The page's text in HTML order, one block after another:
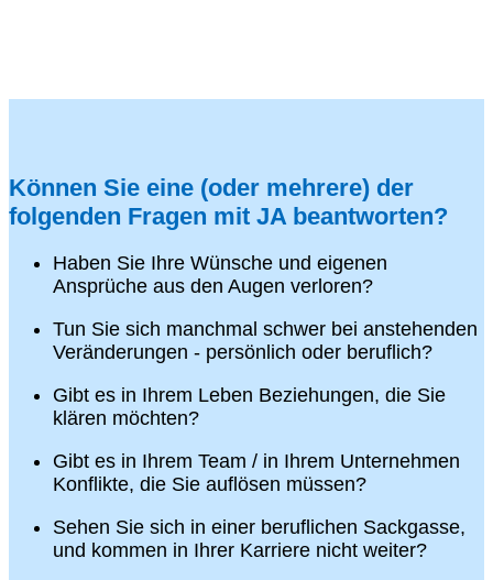
Können Sie eine (oder mehrere) der
folgenden Fragen mit JA beantworten?
Haben Sie Ihre Wünsche und eigenen
Ansprüche aus den Augen verloren?
Tun Sie sich manchmal schwer bei anstehenden
Veränderungen - persönlich oder beruflich?
Gibt es in Ihrem Leben Beziehungen, die Sie
klären möchten?
Gibt es in Ihrem Team / in Ihrem Unternehmen
Konflikte, die Sie auflösen müssen?
Sehen Sie sich in einer beruflichen Sackgasse,
und kommen in Ihrer Karriere nicht weiter?